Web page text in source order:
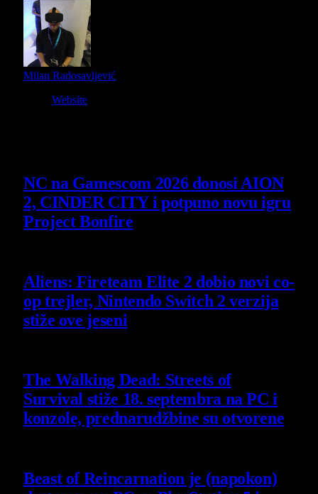
Milan Radosavljević
Website
NC na Gamescom 2026 donosi AION
2, CINDER CITY i potpuno novu igru
Project Bonfire
Aliens: Fireteam Elite 2 dobio novi co-
op trejler, Nintendo Switch 2 verzija
stiže ove jeseni
The Walking Dead: Streets of
Survival stiže 18. septembra na PC i
konzole, prednarudžbine su otvorene
Beast of Reincarnation je (napokon)